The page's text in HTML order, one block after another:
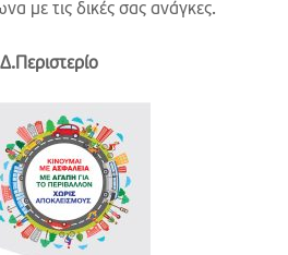
με τις δικές σας ανάγκες.